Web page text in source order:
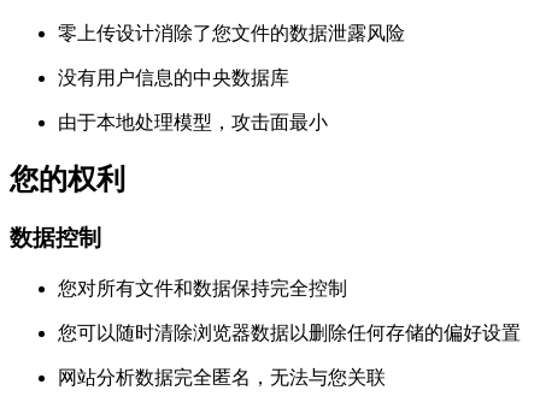
零上传设计消除了您文件的数据泄露风险
没有用户信息的中央数据库
由于本地处理模型，攻击面最小
您的权利
数据控制
您对所有文件和数据保持完全控制
您可以随时清除浏览器数据以删除任何存储的偏好设置
网站分析数据完全匿名，无法与您关联